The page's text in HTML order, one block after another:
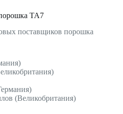
TA7
поставщиков порошка
(Великобритания)